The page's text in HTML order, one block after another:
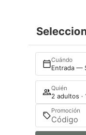
Cuándo
Entrada —
Quién
2 adultos ·
Promoción